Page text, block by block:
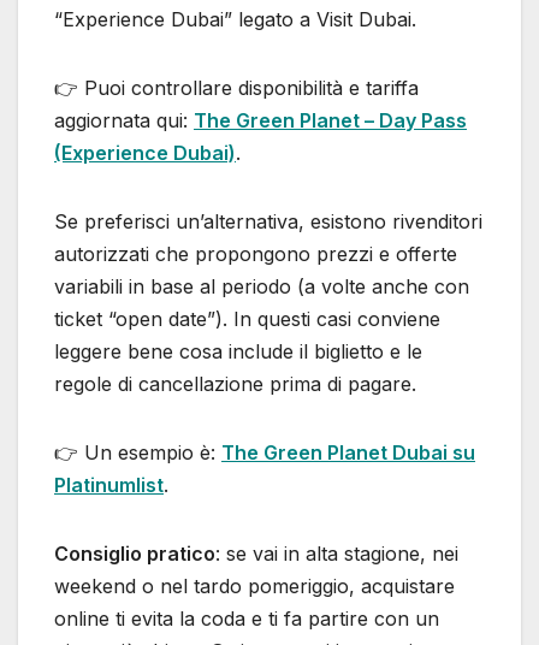
“Experience Dubai” legato a Visit Dubai.
👉 Puoi controllare disponibilità e tariffa
aggiornata qui: The Green Planet – Day Pass
(Experience Dubai).
Se preferisci un’alternativa, esistono rivenditori
autorizzati che propongono prezzi e offerte
variabili in base al periodo (a volte anche con
ticket “open date”). In questi casi conviene
leggere bene cosa include il biglietto e le
regole di cancellazione prima di pagare.
👉 Un esempio è: The Green Planet Dubai su
Platinumlist.
Consiglio pratico: se vai in alta stagione, nei
weekend o nel tardo pomeriggio, acquistare
online ti evita la coda e ti fa partire con un